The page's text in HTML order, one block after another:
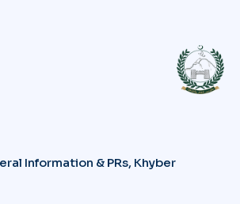
Information & PRs, Khyber